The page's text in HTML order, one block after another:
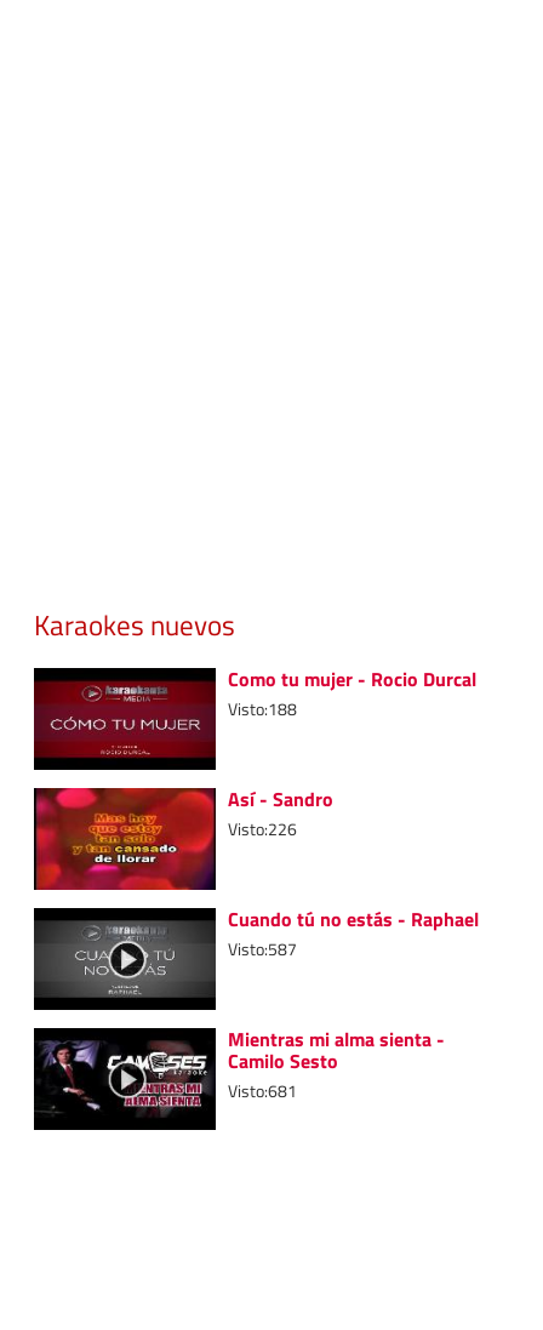
Karaokes nuevos
Como tu mujer - Rocio Durcal
Visto:188
Así - Sandro
Visto:226
Cuando tú no estás - Raphael
Visto:587
Mientras mi alma sienta -
Camilo Sesto
Visto:681